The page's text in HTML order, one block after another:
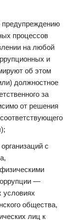
предупреждению
процессов
на любой
и
об этом
должностное
за
от решения
с
—
условиях
общества,
лиц к